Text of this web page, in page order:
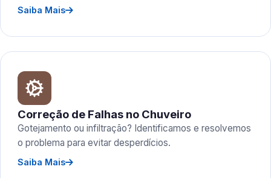
Saiba Mais
Correção de Falhas no Chuveiro
Gotejamento ou infiltração? Identificamos e resolvemos
o problema para evitar desperdícios.
Saiba Mais